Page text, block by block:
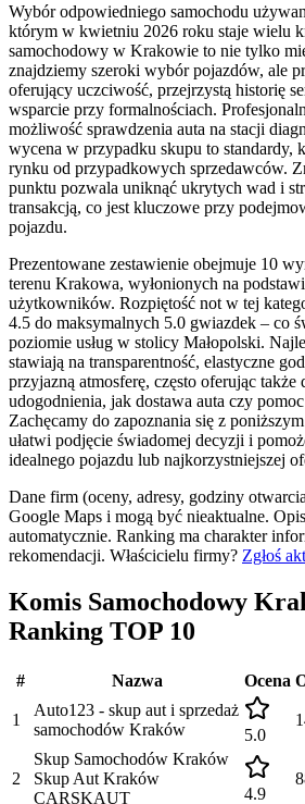
Wybór odpowiedniego samochodu
którym w kwietniu 2026 roku staje wielu
samochodowy w Krakowie to nie tylko
znajdziemy szeroki wybór pojazdów, ale
oferujący uczciwość, przejrzystą historię
wsparcie przy formalnościach.
możliwość sprawdzenia auta na stacji
wycena w przypadku skupu to standardy,
rynku od przypadkowych sprzedawców.
punktu pozwala uniknąć ukrytych wad i
transakcją, co jest kluczowe przy
pojazdu.
Prezentowane zestawienie obejmuje 10
terenu Krakowa, wyłonionych na
użytkowników. Rozpiętość not w tej
4.5 do maksymalnych 5.0 gwiazdek – co
poziomie usług w stolicy Małopolski.
stawiają na transparentność, elastyczne
przyjazną atmosferę, często oferując także
udogodnienia, jak dostawa auta czy
Zachęcamy do zapoznania się z
ułatwi podjęcie świadomej decyzji i
idealnego pojazdu lub najkorzystniejszej
Dane firm (oceny, adresy, godziny
Google Maps i mogą być nieaktualne.
automatycznie. Ranking ma charakter
rekomendacji. Właścicielu firmy? Zgłoś
Komis Samochodowy
Ranking TOP 10
# Nazwa Ocena
1
Auto123 - skup aut i sprzedaż
samochodów Kraków
5.0
2
Skup Samochodów Kraków
Skup Aut Kraków
CARSKAUT
4.9